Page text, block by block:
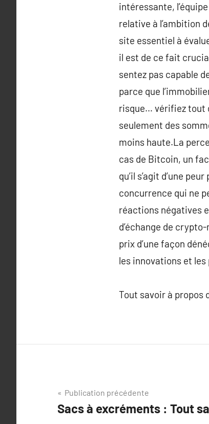
intéressante,
relative à l’ambition
site essentiel à
il est de ce fait
sentez pas capable
parce que
risque… vérifiez tout
seulement des
moins haute.La
cas de Bitcoin, un
qu’il s’agit d’une
concurrence qui ne
réactions négatives
d’échange de
prix d’une façon
les innovations et
Tout savoir à propos
Navigation
de
Publication précédente
Sacs à excréments : Tout